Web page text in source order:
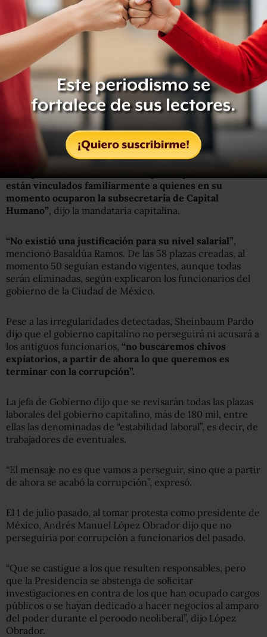
Un caso más fue el de los hermanos Fabiola, Juan Pablo y
Luis Antonio Herrera Fabre, sobrinos de quien fuera
directora general de Política Laboral, Abigail Romero
Herrera.
Romero Herrera, explicaron los funcionarios de
Sheinbaum, fue durante mucho tiempo la secretaria de
Miguel Ángel Vázquez Reyes, quien también tuvo el cargo
de secretario de Capital Humano, en el sexenio anterior.
“Se creó un tabulador especial para 58 personas… no se
sabe qué labores desarrollaban, y la mayoría de ellos
están vinculados familiarmente a quienes en su
momento ocuparon la subsecretaría de Capital
Humano” , dijo la mandataria capitalina.
“No existió una justificación para su nivel salarial”
mencionó Basaldúa Ramos. De las 58 plazas creadas, al
momento 50 seguían estando vigentes, aunque todas
serán eliminadas, según explicaron los funcionarios del
gobierno de la Ciudad de México.
Pese a las irregularidades detectadas, Sheinbaum Pardo
dijo que el gobierno capitalino no perseguirá ni acusará a
los antiguos funcionarios, “no buscaremos chivos
expiatorios, a partir de ahora lo que queremos es
terminar con la corrupción”.
La jefa de Gobierno dijo que se revisarán todas las plazas
laborales del gobierno capitalino, más de 180 mil, entre
ellas las denominadas de “estabilidad laboral”, es decir, de
trabajadores de eventuales.
“El mensaje no es que vamos a perseguir, sino que a partir
de ahora se acabó la corrupción”, expresó.
El 1 de julio pasado, al tomar protesta como presidente de
México, Andrés Manuel López Obrador dijo que no
perseguiría por corrupción a funcionarios del pasado.
“Que se castigue a los que resulten responsables, pero
que la Presidencia se abstenga de solicitar
investigaciones en contra de los que han ocupado cargos
públicos o se hayan dedicado a hacer negocios al amparo
del poder durante el peroodo neoliberal”, dijo López
Obrador.